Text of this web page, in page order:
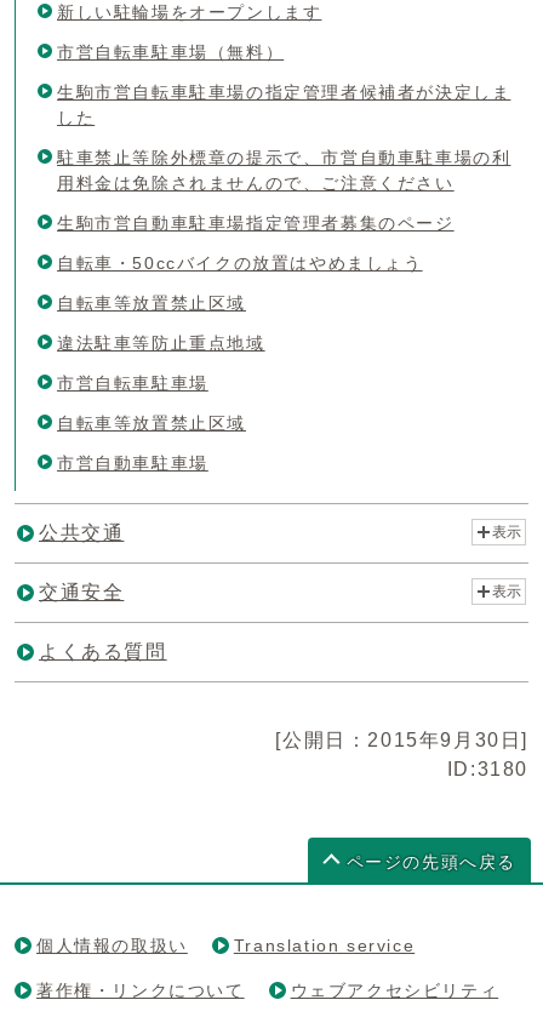
新しい駐輪場をオープンします
市営自転車駐車場（無料）
生駒市営自転車駐車場の指定管理者候補者が決定しま
した
駐車禁止等除外標章の提示で、市営自動車駐車場の利
用料金は免除されませんので、ご注意ください
生駒市営自動車駐車場指定管理者募集のページ
自転車・50ccバイクの放置はやめましょう
自転車等放置禁止区域
違法駐車等防止重点地域
市営自転車駐車場
自転車等放置禁止区域
市営自動車駐車場
公共交通 表示
交通安全 表示
よくある質問
[公開日：2015年9月30日]
ID:3180
ページの先頭へ戻る
個人情報の取扱い Translation service
著作権・リンクについて ウェブアクセシビリティ